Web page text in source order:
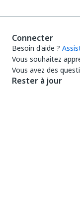
Connecter
Besoin d'aide ?
Vous souhaitez
Vous avez des
Rester à jour